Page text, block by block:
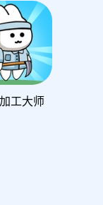
工大师